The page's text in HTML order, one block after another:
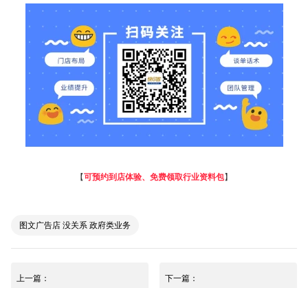
【可预约到店体验、免费领取行业资料包】
图文广告店 没关系 政府类业务
上一篇：
下一篇：